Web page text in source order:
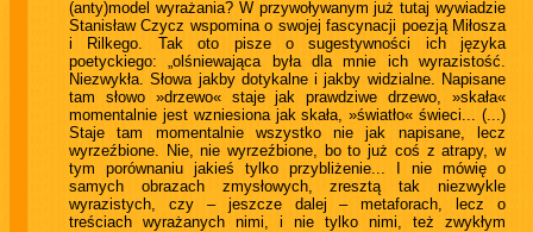
(anty)model wyrażania? W przywoływanym już tutaj wywiadzie
Stanisław Czycz wspomina o swojej fascynacji poezją Miłosza
i Rilkego. Tak oto pisze o sugestywności ich języka
poetyckiego: „olśniewająca była dla mnie ich wyrazistość.
Niezwykła. Słowa jakby dotykalne i jakby widzialne. Napisane
tam słowo »drzewo« staje jak prawdziwe drzewo, »skała«
momentalnie jest wzniesiona jak skała, »światło« świeci... (...)
Staje tam momentalnie wszystko nie jak napisane, lecz
wyrzeźbione. Nie, nie wyrzeźbione, bo to już coś z atrapy, w
tym porównaniu jakieś tylko przybliżenie... I nie mówię o
samych obrazach zmysłowych, zresztą tak niezwykle
wyrazistych, czy – jeszcze dalej – metaforach, lecz o
treściach wyrażanych nimi, i nie tylko nimi, też zwykłym